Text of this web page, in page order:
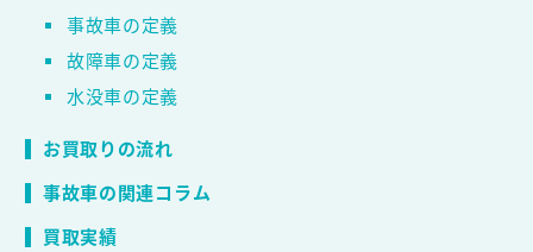
事故車の定義
故障車の定義
水没車の定義
お買取りの流れ
事故車の関連コラム
買取実績